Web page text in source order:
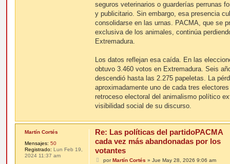
seguros veterinarios o guarderías perrunas
y publicitario. Sin embargo, esa presencia
consolidarse en las urnas. PACMA, que se
exclusiva de los animales, continúa
Extremadura.
Los datos reflejan esa caída. En las
obtuvo 3.460 votos en Extremadura. Seis
descendió hasta las 2.275 papeletas. La
aproximadamente uno de cada tres
retroceso electoral del animalismo político
visibilidad social de su discurso.
Martín Cortés
Mensajes: 50
Registrado: Lun Feb 19,
2024 11:37 am
Re: Las políticas del partidoPACMA
cada vez más abandonadas por los
votantes
MporMartín Cortés » Jue May 28, 2026 9:06 am